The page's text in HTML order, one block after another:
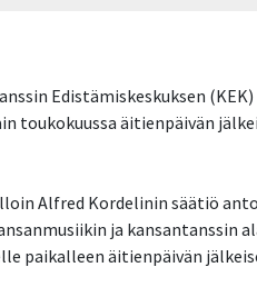
Edistämiskeskuksen
toukokuussa äitienpäivän
Alfred Kordelinin säätiö
ja
paikalleen äitienpäivän